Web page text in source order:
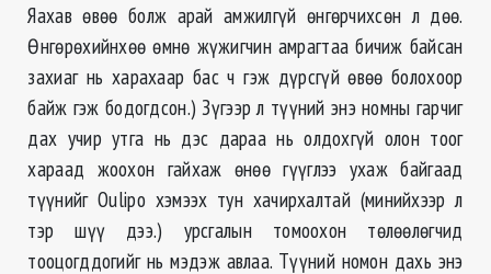
Яахав өвөө болж арай амжилгүй өнгөрчихсөн л дөө.
Өнгөрөхийнхөө өмнө жүжигчин амрагтаа бичиж байсан
захиаг нь харахаар бас ч гэж дүрсгүй өвөө болохоор
байж гэж бодогдсон.) Зүгээр л түүний энэ номны гарчиг
дах учир утга нь дэс дараа нь олдохгүй олон тоог
хараад жоохон гайхаж өнөө гүүглээ ухаж байгаад
түүнийг Oulipo хэмээх тун хачирхалтай (минийхээр л
тэр шүү дээ.) урсгалын томоохон төлөөлөгчид
тооцогддогийг нь мэдэж авлаа. Түүний номон дахь энэ